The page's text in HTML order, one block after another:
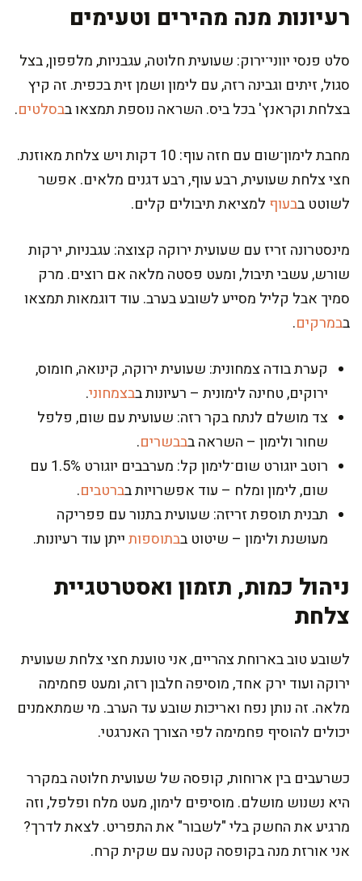
רעיונות מנה מהירים וטעימים
סלט פנסי יווני־ירוק: שעועית חלוטה, עגבניות, מלפפון, בצל
סגול, זיתים וגבינה רזה, עם לימון ושמן זית בכפית. זה קיץ
בצלחת וקראנץ' בכל ביס. השראה נוספת תמצאו בבסלטים.
מחבת לימון־שום עם חזה עוף: 10 דקות ויש צלחת מאוזנת.
חצי צלחת שעועית, רבע עוף, רבע דגנים מלאים. אפשר
לשוטט בבעוף למציאת תיבולים קלים.
מינסטרונה זריז עם שעועית ירוקה קצוצה: עגבניות, ירקות
שורש, עשבי תיבול, ומעט פסטה מלאה אם רוצים. מרק
סמיך אבל קליל מסייע לשובע בערב. עוד דוגמאות תמצאו
בבמרקים.
קערת בודה צמחונית: שעועית ירוקה, קינואה, חומוס,
ירוקים, טחינה לימונית – רעיונות בבצמחוני.
צד מושלם לנתח בקר רזה: שעועית עם שום, פלפל
שחור ולימון – השראה בבבשרים.
רוטב יוגורט שום־לימון קל: מערבבים יוגורט 1.5% עם
שום, לימון ומלח – עוד אפשרויות בברטבים.
תבנית תוספת זריזה: שעועית בתנור עם פפריקה
מעושנת ולימון – שיטוט בבתוספותייתן עוד רעיונות.
ניהול כמות, תזמון ואסטרטגיית
צלחת
לשובע טוב בארוחת צהריים, אני טוענת חצי צלחת שעועית
ירוקה ועוד ירק אחד, מוסיפה חלבון רזה, ומעט פחמימה
מלאה. זה נותן נפח ואריכות שובע עד הערב. מי שמתאמנים
יכולים להוסיף פחמימה לפי הצורך האנרגטי.
כשרעבים בין ארוחות, קופסה של שעועית חלוטה במקרר
היא נשנוש מושלם. מוסיפים לימון, מעט מלח ופלפל, וזה
מרגיע את החשק בלי "לשבור" את התפריט. לצאת לדרך?
אני אורזת מנה בקופסה קטנה עם שקית קרח.